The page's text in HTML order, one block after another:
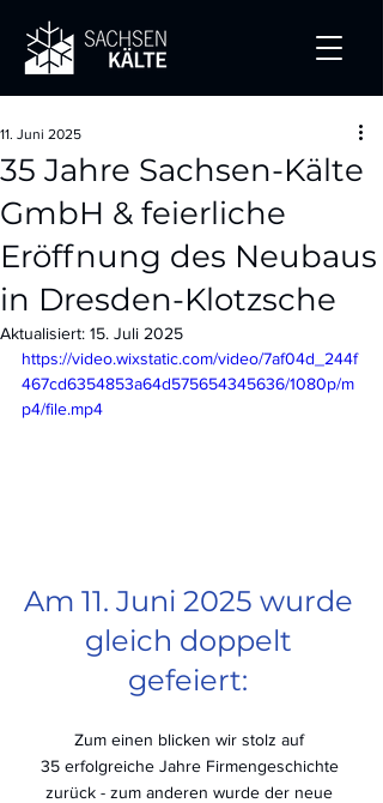
35 Jahre Sachsen-Kälte
GmbH & feierliche
Eröffnung des Neubaus
in Dresden-Klotzsche
11. Juni 2025
Aktualisiert: 15. Juli 2025
https://video.wixstatic.com/video/7af04d_244f
467cd6354853a64d575654345636/1080p/m
p4/file.mp4
Am 11. Juni 2025 wurde
gleich doppelt
gefeiert:
Zum einen blicken wir stolz auf
35 erfolgreiche Jahre Firmengeschichte
zurück - zum anderen wurde der neue